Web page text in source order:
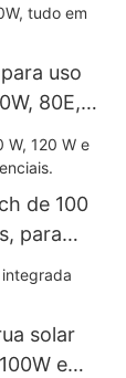
uso
80E,
de 100
para
solar
e